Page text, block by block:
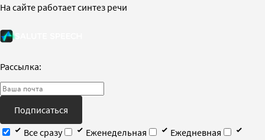
На сайте работает синтез речи
Рассылка:
Подписаться
Все сразу
Еженедельная
Ежедневная